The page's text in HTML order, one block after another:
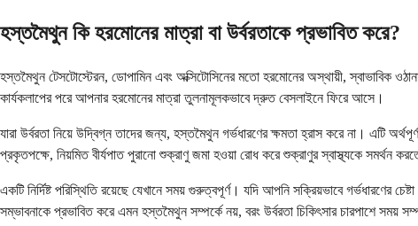
হস্তমৈথুন কি হরমোনের মাত্রা বা উর্বরতাকে প্রভাবিত করে?
হস্তমৈথুন টেসটোস্টেরন, ডোপামিন এবং অক্সিটোসিনের মতো হরমোনের অস্থায়ী, স্বাভাবিক
কার্যকলাপের পরে আপনার হরমোনের মাত্রা তুলনামূলকভাবে দ্রুত বেসলাইনে ফিরে আসে।
যারা উর্বরতা নিয়ে উদ্বিগ্ন তাদের জন্য, হস্তমৈথুন গর্ভধারণের ক্ষমতা হ্রাস করে না। এটি
প্রকৃতপক্ষে, নিয়মিত বীর্যপাত পুরানো শুক্রাণু জমা হওয়া রোধ করে শুক্রাণুর স্বাস্থ্যকে সমর্থন
একটি নির্দিষ্ট পরিস্থিতি রয়েছে যেখানে সময় গুরুত্বপূর্ণ। যদি আপনি সক্রিয়ভাবে গর্ভধারণের
সম্ভাবনাকে প্রভাবিত করে এমন হস্তমৈথুন সম্পর্কে নয়, বরং উর্বরতা চিকিৎসার চারপাশে সময়